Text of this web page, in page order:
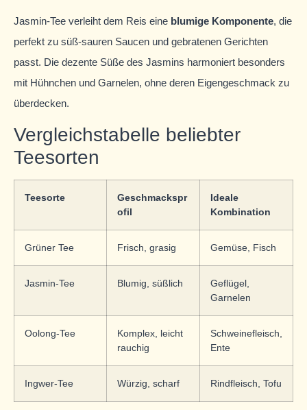
Jasmin-Tee verleiht dem Reis eine blumige Komponente, die
perfekt zu süß-sauren Saucen und gebratenen Gerichten
passt. Die dezente Süße des Jasmins harmoniert besonders
mit Hühnchen und Garnelen, ohne deren Eigengeschmack zu
überdecken.
Vergleichstabelle beliebter
Teesorten
Teesorte
Geschmackspr
ofil
Ideale
Kombination
Grüner Tee Frisch, grasig Gemüse, Fisch
Jasmin-Tee Blumig, süßlich
Geflügel,
Garnelen
Oolong-Tee
Komplex, leicht
rauchig
Schweinefleisch,
Ente
Ingwer-Tee Würzig, scharf Rindfleisch, Tofu